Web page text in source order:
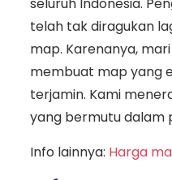
telah tak diragukan
map. Karenanya,
membuat map yang
terjamin. Kami
yang bermutu dalam
Info lainnya: Harga